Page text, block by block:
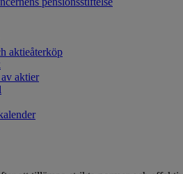
aktieåterköp
aktier